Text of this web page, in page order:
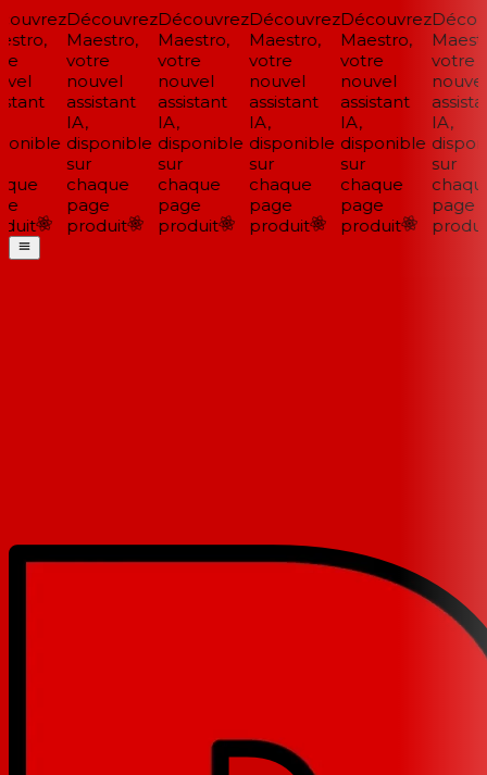
Découvrez
Maestro,
votre
nouvel
assistant
IA,
disponible
sur
chaque
page
produit
Découvrez
Maestro,
votre
nouvel
assistant
IA,
disponible
sur
chaque
page
produit
Découvrez
Maestro,
votre
nouvel
assistant
IA,
disponible
sur
chaque
page
produit
Découvrez
Maestro,
votre
nouvel
assistant
IA,
disponible
sur
chaque
page
produit
votre
nouvel
IA,
sur
chaque
page
produit